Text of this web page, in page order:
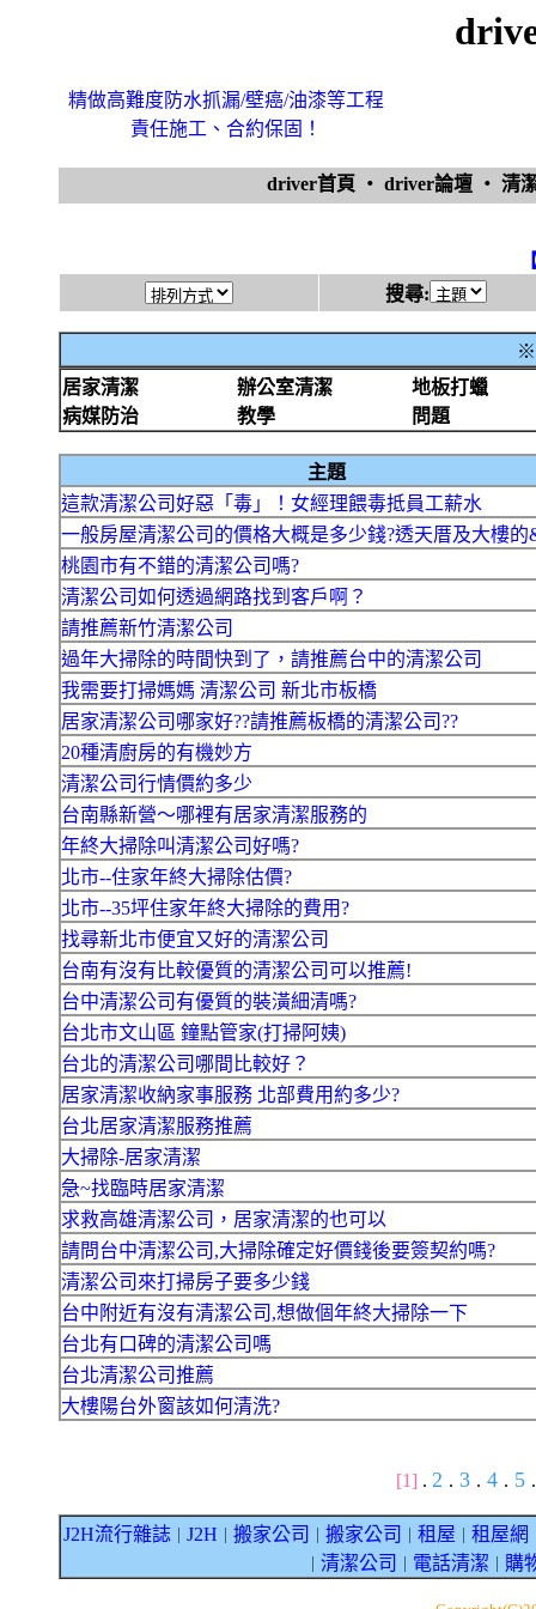
精做高難度防水抓漏/壁癌/油漆等工程
責任施工、合約保固！
driver首頁 ‧ driver論壇 ‧ 清
搜尋:
※
居家清潔
辦公室清潔
地板打蠟
病媒防治
教學 問題
主題
這款清潔公司好惡「毒」！女經理餵毒抵員工薪水
一般房屋清潔公司的價格大概是多少錢?透天厝及大樓的
桃園市有不錯的清潔公司嗎?
清潔公司如何透過網路找到客戶啊？
請推薦新竹清潔公司
過年大掃除的時間快到了，請推薦台中的清潔公司
我需要打掃媽媽 清潔公司 新北市板橋
居家清潔公司哪家好??請推薦板橋的清潔公司??
20種清廚房的有機妙方
清潔公司行情價約多少
台南縣新營～哪裡有居家清潔服務的
年終大掃除叫清潔公司好嗎?
北市--住家年終大掃除估價?
北市--35坪住家年終大掃除的費用?
找尋新北市便宜又好的清潔公司
台南有沒有比較優質的清潔公司可以推薦!
台中清潔公司有優質的裝潢細清嗎?
台北市文山區 鐘點管家(打掃阿姨)
台北的清潔公司哪間比較好？
居家清潔收納家事服務 北部費用約多少?
台北居家清潔服務推薦
大掃除-居家清潔
急~找臨時居家清潔
求救高雄清潔公司，居家清潔的也可以
請問台中清潔公司,大掃除確定好價錢後要簽契約嗎?
清潔公司來打掃房子要多少錢
台中附近有沒有清潔公司,想做個年終大掃除一下
台北有口碑的清潔公司嗎
台北清潔公司推薦
大樓陽台外窗該如何清洗?
[1] . 2 . 3 . 4 . 5 .
J2H流行雜誌 J2H 搬家公司 搬家公司 租屋 租屋網
清潔公司 電話清潔 購